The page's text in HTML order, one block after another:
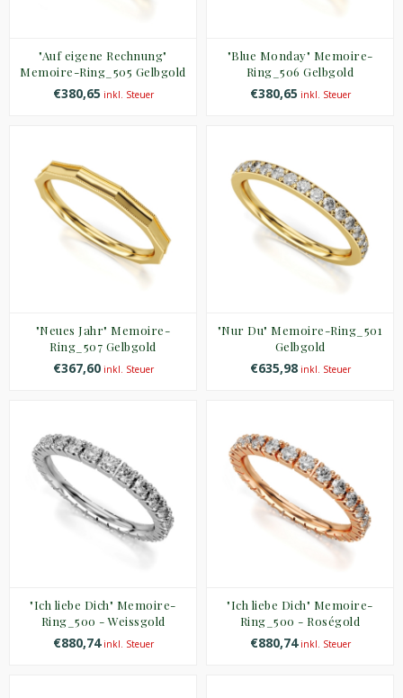
"Auf eigene Rechnung"
Memoire-Ring_505 Gelbgold
€380,65 inkl. Steuer
"Blue Monday" Memoire-
Ring_506 Gelbgold
€380,65 inkl. Steuer
"Neues Jahr" Memoire-
Ring_507 Gelbgold
€367,60inkl. Steuer
"Nur Du" Memoire-Ring_501
Gelbgold
€635,98inkl. Steuer
"Ich liebe Dich" Memoire-
Ring_500 - Weissgold
€880,74inkl. Steuer
"Ich liebe Dich" Memoire-
Ring_500 - Roségold
€880,74inkl. Steuer